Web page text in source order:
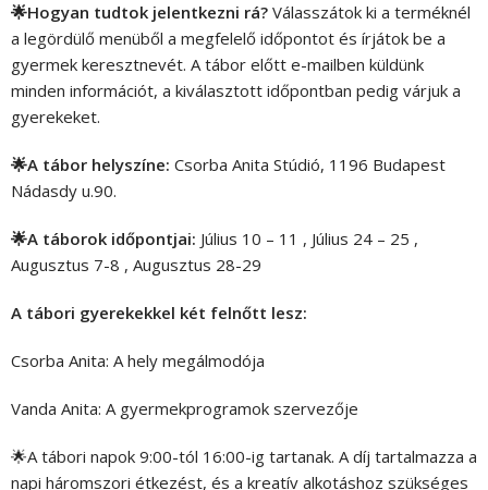
🌟Hogyan tudtok jelentkezni rá? Válasszátok ki a terméknél
a legördülő menüből a megfelelő időpontot és írjátok be a
gyermek keresztnevét. A tábor előtt e-mailben küldünk
minden információt, a kiválasztott időpontban pedig várjuk a
gyerekeket.
🌟A tábor helyszíne: Csorba Anita Stúdió, 1196 Budapest
Nádasdy u.90.
🌟A táborok időpontjai: Július 10 – 11 , Július 24 – 25 ,
Augusztus 7-8 , Augusztus 28-29
A tábori gyerekekkel két felnőtt lesz:
Csorba Anita: A hely megálmodója
Vanda Anita: A gyermekprogramok szervezője
🌟A tábori napok 9:00-tól 16:00-ig tartanak. A díj tartalmazza a
napi háromszori étkezést, és a kreatív alkotáshoz szükséges